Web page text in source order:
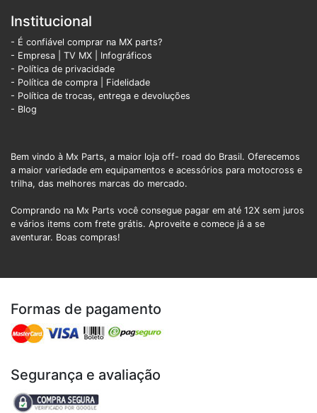
Institucional
- É confiável comprar na MX parts?
- Empresa
TV MX
Infográficos
- Política de privacidade
- Política de compra | Fidelidade
- Política de trocas, entrega e devoluções
- Blog
Bem vindo à Mx Parts, a maior loja off- road do Brasil. Oferecemos
a maior variedade em equipamentos e acessórios para motocross e
trilha, das melhores marcas do mercado.
Comprando na Mx Parts você consegue pagar em até 12X sem juros
e vários items com frete grátis. Aproveite e comece já a se
aventurar. Boas compras!
Formas de pagamento
Segurança e avaliação